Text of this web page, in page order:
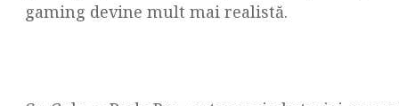
gaming devine mult mai realistă.